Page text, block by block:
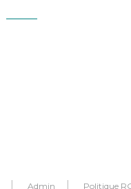
Admin Politique